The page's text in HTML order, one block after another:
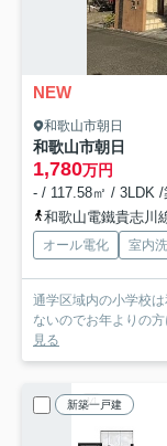
NEW
和歌山市朝日
和歌山市朝日
1,780万円
- / 117.58㎡ / 3LDK /
和歌山電鐵貴志川
オール電化 室内
通学区域内の小学校
ないのでお年よりの
見る
新築一戸建